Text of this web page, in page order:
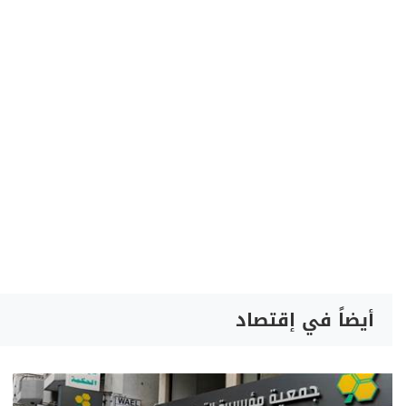
أيضاً في إقتصاد